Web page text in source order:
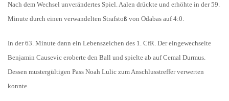
Nach dem Wechsel unverändertes Spiel. Aalen drückte und erhöhte in der 59.
Minute durch einen verwandelten Strafstoß von Odabas auf 4:0.
In der 63. Minute dann ein Lebenszeichen des 1. CfR. Der eingewechselte
Benjamin Causevic eroberte den Ball und spielte ab auf Cemal Durmus.
Dessen mustergültigen Pass Noah Lulic zum Anschlusstreffer verwerten
konnte.